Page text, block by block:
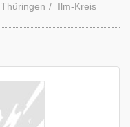
Thüringen
Ilm-Kreis